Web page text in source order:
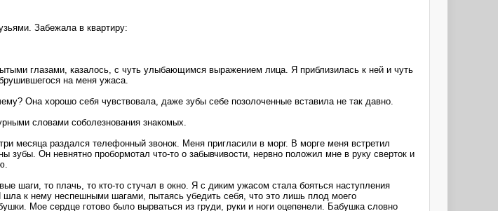
Забежала в квартиру:
глазами, казалось, с чуть улыбающимся выражением лица. Я приблизилась к ней и чуть
на меня ужаса.
Она хорошо себя чувствовала, даже зубы себе позолоченные вставила не так давно.
словами соболезнования знакомых.
месяца раздался телефонный звонок. Меня пригласили в морг. В морге меня встретил
Он невнятно пробормотал что-то о забывчивости, нервно положил мне в руку сверток и
шаги, то плачь, то кто-то стучал в окно. Я с диким ужасом стала бояться наступления
к нему неспешными шагами, пытаясь убедить себя, что это лишь плод моего
Мое сердце готово было вырваться из груди, руки и ноги оцепенели. Бабушка словно